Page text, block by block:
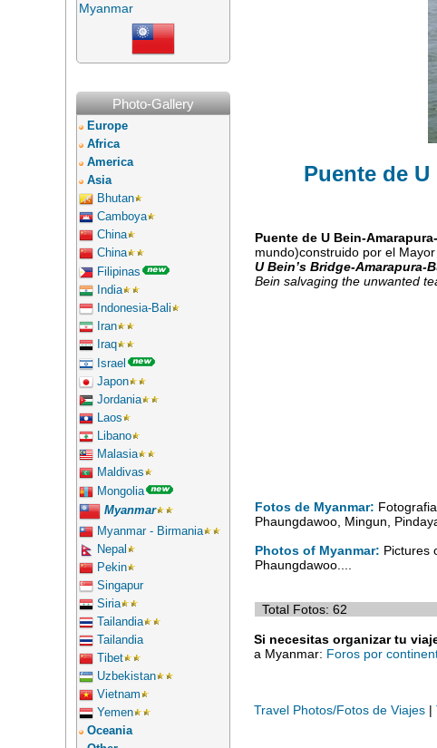
Myanmar
Photo-Gallery
Europe
Africa
America
Asia
Bhutan
Camboya
China
China
Filipinas
India
Indonesia-Bali
Iran
Iraq
Israel
Japon
Jordania
Laos
Libano
Malasia
Maldivas
Mongolia
Myanmar
Myanmar - Birmania
Nepal
Pekin
Singapur
Siria
Tailandia
Tailandia
Tibet
Uzbekistan
Vietnam
Yemen
Oceania
Puente de
Puente de U Bein-
mundo)construido por el
U Bein’s Bridge-Amarapura-
Bein salvaging the unwanted
Fotos de Myanmar:
Phaungdawoo, Mingun,
Photos of Myanmar: Pictures
Phaungdawoo....
Total Fotos: 62
Si necesitas organizar tu
a Myanmar: Foros por
Travel Photos/Fotos de Viajes |